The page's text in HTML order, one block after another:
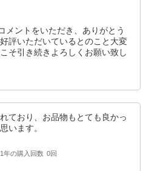
メントをいただき、ありがとう
評いただいているとのこと大変
そ引き続きよろしくお願い致し
ており、お品物もとても良かっ
います。
年の購入回数 0回